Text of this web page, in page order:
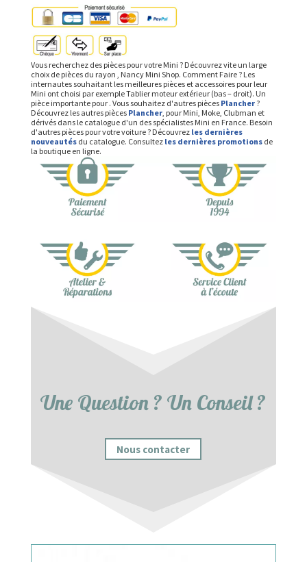
Vous recherchez des pièces pour votre Mini ? Découvrez vite un large
choix de pièces du rayon , Nancy Mini Shop. Comment Faire ? Les
internautes souhaitant les meilleures pièces et accessoires pour leur
Mini ont choisi par exemple Tablier moteur extérieur (bas – droit). Un
pièce importante pour . Vous souhaitez d'autres pièces Plancher?
Découvrez les autres pièces Plancher, pour Mini, Moke, Clubman et
dérivés dans le catalogue d'un des spécialistes Mini en France. Besoin
d'autres pièces pour votre voiture ? Découvrez les dernières
nouveautésdu catalogue. Consultez les dernières promotionsde
la boutique en ligne.
Une Question ? Un Conseil ?
Nous contacter